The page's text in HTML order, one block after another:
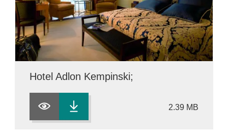
Hotel Adlon Kempinski;
2.39 MB